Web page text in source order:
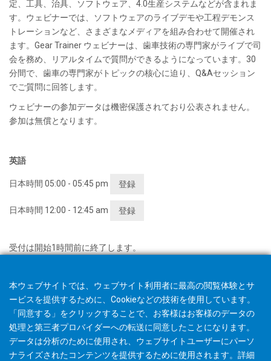
定、工具、治具、ソフトウェア、4.0生産システムなどが含まれま
す。ウェビナーでは、ソフトウェアのライブデモや工程デモンス
トレーションなど、さまざまなメディアを組み合わせて開催され
ます。Gear Trainer ウェビナーは、歯車技術の専門家がライブで司
会を務め、リアルタイムで質問ができるようになっています。30
分間で、歯車の専門家がトピックの核心に迫り、Q&Aセッション
でご質問に回答します。
ウェビナーの参加データは機密保護されており公表されません。
参加は無償となります。
英語
日本時間 05:00 - 05:45 pm 登録
日本時間 12:00 - 12:45 am 登録
受付は開始1時間前に終了します。
本ウェブサイトでは、ウェブサイト利用者に最高の閲覧体験とサ
ービスを提供するために、Cookieなどの技術を使用しています。
「同意する」をクリックすることで、お客様はお客様のデータの
処理と第三者プロバイダーへの転送に同意したことになります。
データは分析のために使用され、ウェブサイトユーザーにパーソ
ナライズされたコンテンツを提供するために使用されます。詳細